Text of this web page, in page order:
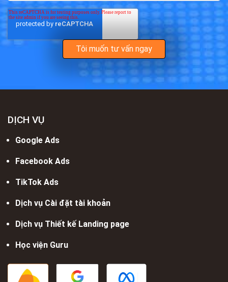
DỊCH VỤ
Google Ads
Facebook Ads
TikTok Ads
Dịch vụ Cài đặt tài khoản
Dịch vụ Thiết kế Landing page
Học viện Guru